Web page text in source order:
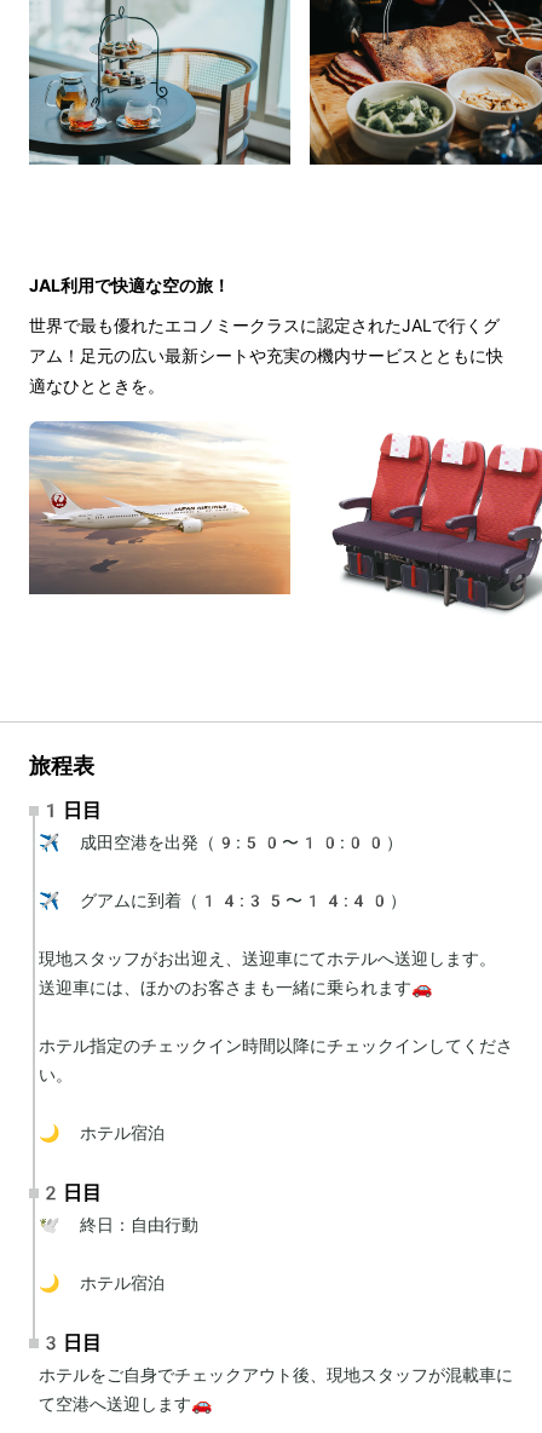
JAL利用で快適な空の旅！
世界で最も優れたエコノミークラスに認定されたJALで行くグ
アム！足元の広い最新シートや充実の機内サービスとともに快
適なひとときを。
旅程表
1日目
✈️ 成田空港を出発（9:50〜10:00）
✈️ グアムに到着（14:35〜14:40）
現地スタッフがお出迎え、送迎車にてホテルへ送迎します。
送迎車には、ほかのお客さまも一緒に乗られます🚗
ホテル指定のチェックイン時間以降にチェックインしてくださ
い。
🌙 ホテル宿泊
2日目
🕊 終日：自由行動
🌙 ホテル宿泊
3日目
ホテルをご自身でチェックアウト後、現地スタッフが混載車に
て空港へ送迎します🚗